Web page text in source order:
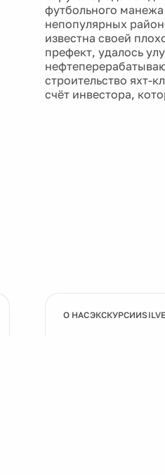
футбольного
непопулярных
известна своей
префект, удалось
строительство яхт-
счёт инвестора,
О НАСЭКСКУРСИИ